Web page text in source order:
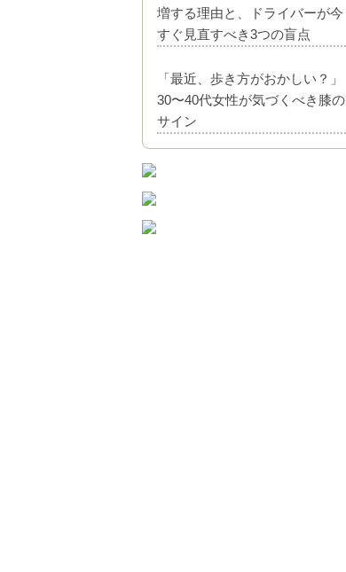
増する理由と、ドライバーが今
すぐ見直すべき3つの盲点
「最近、歩き方がおかしい？」
30〜40代女性が気づくべき膝の
サイン